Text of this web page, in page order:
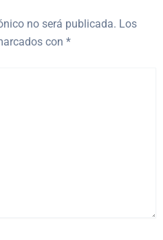
no será publicada. Los
con *